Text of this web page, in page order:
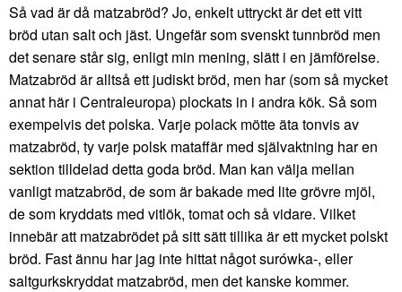
Så vad är då matzabröd? Jo, enkelt uttryckt är det ett vitt
bröd utan salt och jäst. Ungefär som svenskt tunnbröd men
det senare står sig, enligt min mening, slätt i en jämförelse.
Matzabröd är alltså ett judiskt bröd, men har (som så mycket
annat här i Centraleuropa) plockats in i andra kök. Så som
exempelvis det polska. Varje polack mötte äta tonvis av
matzabröd, ty varje polsk mataffär med självaktning har en
sektion tilldelad detta goda bröd. Man kan välja mellan
vanligt matzabröd, de som är bakade med lite grövre mjöl,
de som kryddats med vitlök, tomat och så vidare. Vilket
innebär att matzabrödet på sitt sätt tillika är ett mycket polskt
bröd. Fast ännu har jag inte hittat något surówka-, eller
saltgurkskryddat matzabröd, men det kanske kommer.